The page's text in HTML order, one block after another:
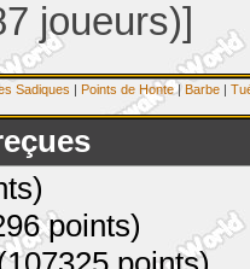
joueurs)]
Sadiques | Points de Honte| Barbe |
points)